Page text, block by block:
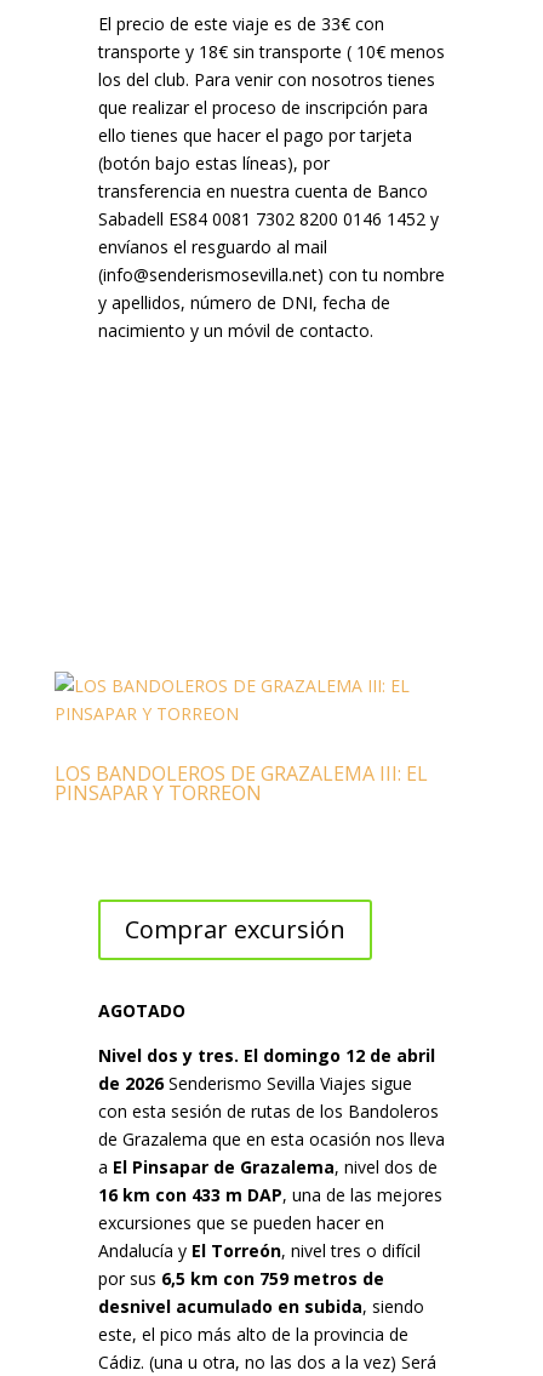
El precio de este viaje es de 33€ con
transporte y 18€ sin transporte ( 10€ menos
los del club. Para venir con nosotros tienes
que realizar el proceso de inscripción para
ello tienes que hacer el pago por tarjeta
(botón bajo estas líneas), por
transferencia en nuestra cuenta de Banco
Sabadell ES84 0081 7302 8200 0146 1452 y
envíanos el resguardo al mail
(info@senderismosevilla.net) con tu nombre
y apellidos, número de DNI, fecha de
nacimiento y un móvil de contacto.
LOS BANDOLEROS DE GRAZALEMA III: EL
PINSAPAR Y TORREON
Comprar excursión
AGOTADO
Nivel dos y tres. El domingo 12 de abril
de 2026Senderismo Sevilla Viajes sigue
con esta sesión de rutas de los Bandoleros
de Grazalema que en esta ocasión nos lleva
a El Pinsapar de Grazalema, nivel dos de
16 km con 433 m DAP, una de las mejores
excursiones que se pueden hacer en
Andalucía y El Torreón, nivel tres o difícil
por sus 6,5 km con 759 metros de
desnivel acumulado en subida, siendo
este, el pico más alto de la provincia de
Cádiz. (una u otra, no las dos a la vez) Será